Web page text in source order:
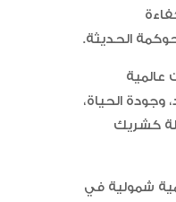
الحديثة.
عالمية
الحياة،
العالمي للدولة كشريك
المؤشرات العالمية شمولية في